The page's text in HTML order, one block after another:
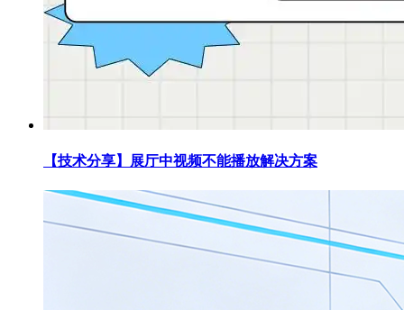
【技术分享】展厅中视频不能播放解决方案